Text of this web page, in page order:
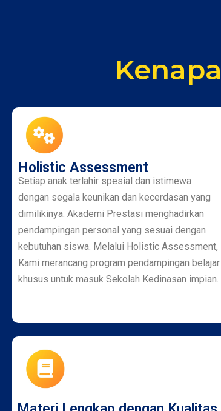
Holistic Assessment
Setiap anak terlahir spesial dan istimewa
dengan segala keunikan dan kecerdasan yang
dimilikinya. Akademi Prestasi menghadirkan
pendampingan personal yang sesuai dengan
kebutuhan siswa. Melalui Holistic Assessment,
Kami merancang program pendampingan belajar
khusus untuk masuk Sekolah Kedinasan impian.